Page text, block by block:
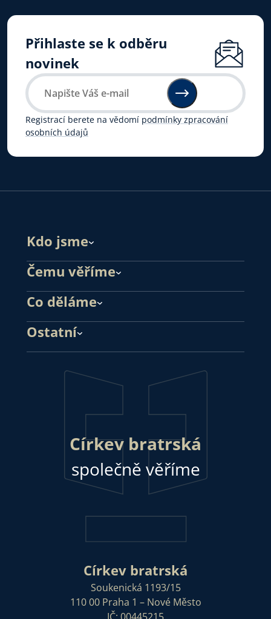
Přihlaste se k odběru
novinek
Registrací berete na vědomí podmínky zpracování
osobních údajů
Kdo jsme
Čemu věříme
Co děláme
Ostatní
Církev bratrská
společně věříme
Církev bratrská
Soukenická 1193/15
110 00 Praha 1 – Nové Město